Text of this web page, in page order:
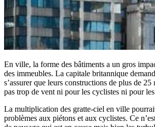
En ville, la forme des bâtiments a un gros
des immeubles. La capitale britannique
s’assurer que leurs constructions de plus de 25
pas trop de vent ni pour les cyclistes ni pour
La multiplication des gratte-ciel en ville
problèmes aux piétons et aux cyclistes. Ce